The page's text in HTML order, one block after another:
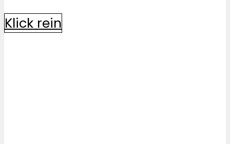
Klick rein